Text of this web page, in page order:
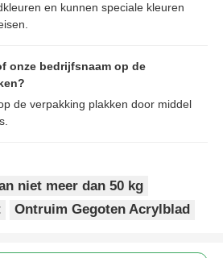
en kunnen speciale kleuren
onze bedrijfsnaam op de
de verpakking plakken door middel
niet meer dan 50 kg
Ontruim Gegoten Acrylblad